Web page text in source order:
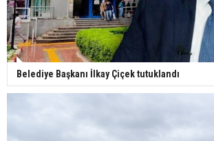
Belediye Başkanı İlkay Çiçek tutuklandı